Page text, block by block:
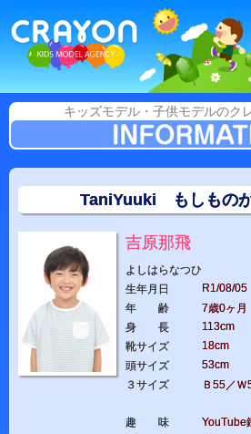
キッズモデル・子供モデルのク
TaniYuuki もしもの
吉原那飛
よしはらなつひ
生年月日
R1/08/05
年 齢
7歳0ヶ月
身 長
113cm
靴サイズ
18cm
頭サイズ
53cm
３サイズ
Ｂ55／
趣 味
YouTube